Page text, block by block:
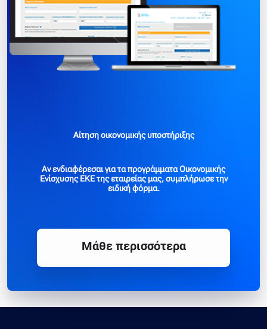
Αίτηση οικονομικής υποστήριξης
Αν ενδιαφέρεσαι για τα προγράμματα Οικονομικής
Ενίσχυσης ΕΚΕ της εταιρείας μας, συμπλήρωσε την
ειδική φόρμα.
Mάθε περισσότερα